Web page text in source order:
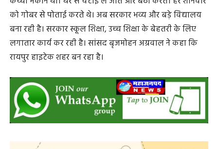
छात्राओं से बातचीत में बताया कि उन्होंने कक्षा तीसरी तक गांव में
पढ़ाई की। शासकीय भवन नहीं था। हमारे ही परिवार का एक
कच्चा मकान था। घर से चटाई ले जाते और बैठा करते। हर शनिवार
को गोबर से पोताई करते थे। अब सरकार भव्य और बड़े विद्यालय
बना रही है। सरकार स्कूल शिक्षा, उच्च शिक्षा के बेहतरी के लिए
लगातार कार्य कर रही है। सांसद बृजमोहन अग्रवाल ने कहा कि
रायपुर हाइटेक शहर बन रहा है।